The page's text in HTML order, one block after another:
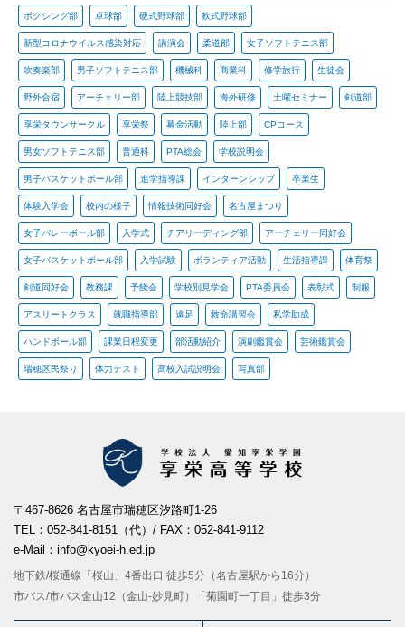
ボクシング部 卓球部 硬式野球部 軟式野球部
新型コロナウイルス感染対応 講演会 柔道部 女子ソフトテニス部
吹奏楽部 男子ソフトテニス部 機械科 商業科 修学旅行 生徒会
野外合宿 アーチェリー部 陸上競技部 海外研修 土曜セミナー 剣道部
享栄タウンサークル 享栄祭 募金活動 陸上部 CPコース
男女ソフトテニス部 普通科 PTA総会 学校説明会
男子バスケットボール部 進学指導課 インターンシップ 卒業生
体験入学会 校内の様子 情報技術同好会 名古屋まつり
女子バレーボール部 入学式 チアリーディング部 アーチェリー同好会
女子バスケットボール部 入学試験 ボランティア活動 生活指導課 体育祭
剣道同好会 教務課 予餞会 学校別見学会 PTA委員会 表彰式 制服
アスリートクラス 就職指導部 遠足 救命講習会 私学助成
ハンドボール部 課業日程変更 部活動紹介 演劇鑑賞会 芸術鑑賞会
瑞穂区民祭り 体力テスト 高校入試説明会 写真部
〒467-8626 名古屋市瑞穂区汐路町1-26
TEL：052-841-8151（代）/ FAX：052-841-9112
e-Mail：info@kyoei-h.ed.jp
地下鉄/桜通線「桜山」4番出口 徒歩5分（名古屋駅から16分）
市バス/市バス金山12（金山-妙見町）「菊園町一丁目」徒歩3分